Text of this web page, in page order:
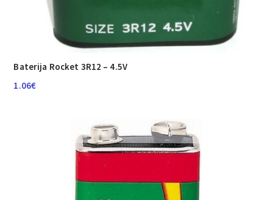
Baterija Rocket 3R12 – 4.5V
1.06€